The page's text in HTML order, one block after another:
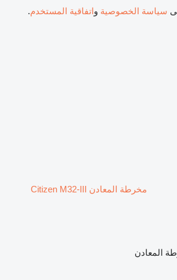
سياسة الخصوصية واتفاقية المستخدم.
مخرطة المعادن Citizen M32-III
المعادن